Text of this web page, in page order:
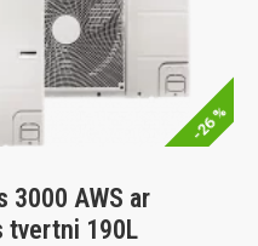
-26 %
3000 AWS ar
tvertni 190L